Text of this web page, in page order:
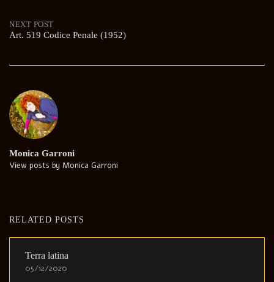
NEXT POST
Art. 519 Codice Penale (1952)
Monica Garroni
View posts by Monica Garroni
RELATED POSTS
Terra latina
05/12/2020